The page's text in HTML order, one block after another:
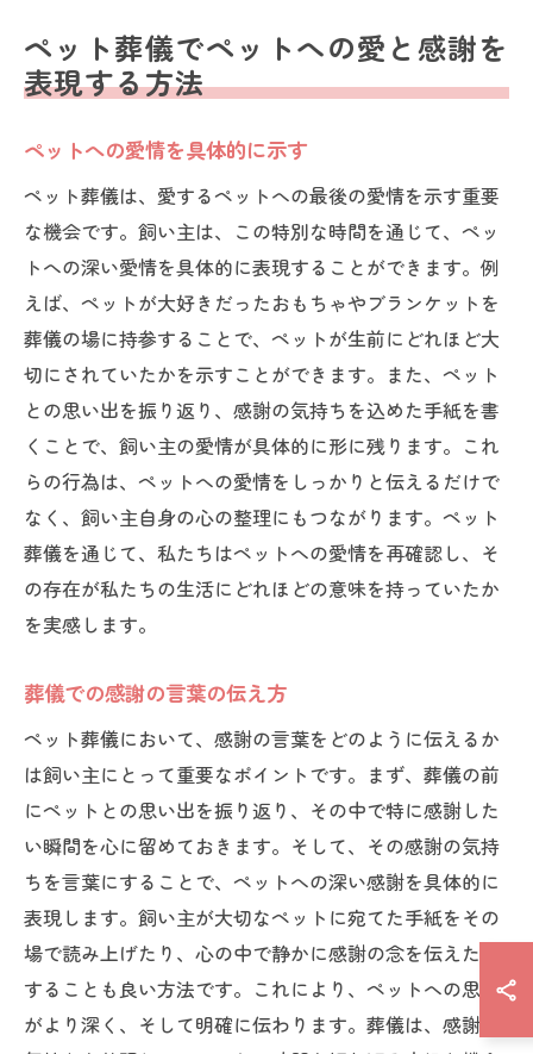
ペット葬儀でペットへの愛と感謝を
表現する方法
ペットへの愛情を具体的に示す
ペット葬儀は、愛するペットへの最後の愛情を示す重要
な機会です。飼い主は、この特別な時間を通じて、ペッ
トへの深い愛情を具体的に表現することができます。例
えば、ペットが大好きだったおもちゃやブランケットを
葬儀の場に持参することで、ペットが生前にどれほど大
切にされていたかを示すことができます。また、ペット
との思い出を振り返り、感謝の気持ちを込めた手紙を書
くことで、飼い主の愛情が具体的に形に残ります。これ
らの行為は、ペットへの愛情をしっかりと伝えるだけで
なく、飼い主自身の心の整理にもつながります。ペット
葬儀を通じて、私たちはペットへの愛情を再確認し、そ
の存在が私たちの生活にどれほどの意味を持っていたか
を実感します。
葬儀での感謝の言葉の伝え方
ペット葬儀において、感謝の言葉をどのように伝えるか
は飼い主にとって重要なポイントです。まず、葬儀の前
にペットとの思い出を振り返り、その中で特に感謝した
い瞬間を心に留めておきます。そして、その感謝の気持
ちを言葉にすることで、ペットへの深い感謝を具体的に
表現します。飼い主が大切なペットに宛てた手紙をその
場で読み上げたり、心の中で静かに感謝の念を伝えたり
することも良い方法です。これにより、ペットへの思い
がより深く、そして明確に伝わります。葬儀は、感謝の